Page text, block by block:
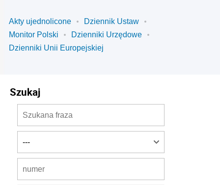
Akty ujednolicone
Dziennik Ustaw
Monitor Polski
Dzienniki Urzędowe
Dzienniki Unii Europejskiej
Szukaj